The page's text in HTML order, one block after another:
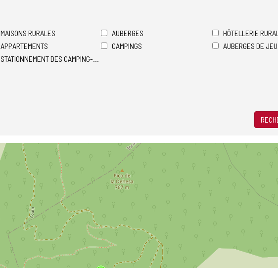
MAISONS RURALES AUBERGES
HÔTELLERIE
APPARTEMENTS CAMPINGS
AUBERGES DE
STATIONNEMENT DES CAMPING-CARS